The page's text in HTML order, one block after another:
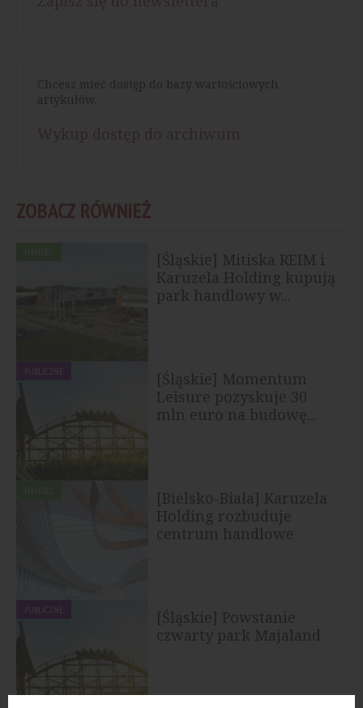
Chcesz mieć dostęp do bazy wartościowych
artykułów.
ZOBACZ RÓWNIEŻ
[Śląskie] Mitiska REIM i
Karuzela Holding kupują
park handlowy w...
PUBLICZNE
[Śląskie] Momentum
Leisure pozyskuje 30
mln euro na budowę...
[Bielsko-Biała] Karuzela
Holding rozbuduje
centrum handlowe
PUBLICZNE
[Śląskie] Powstanie
czwarty park Majaland